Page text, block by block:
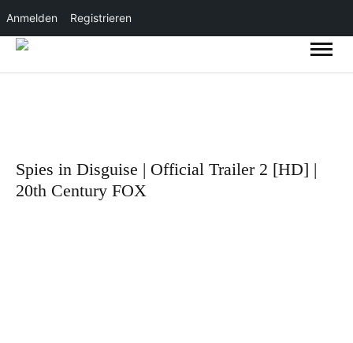
Anmelden Registrieren
Spies in Disguise | Official Trailer 2 [HD] |
20th Century FOX